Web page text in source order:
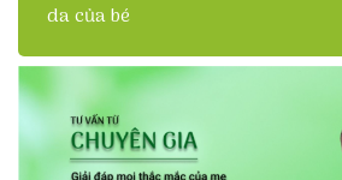
da của bé